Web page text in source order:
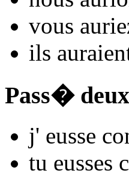
vous
ils
Pass�
j' eusse
tu eusses